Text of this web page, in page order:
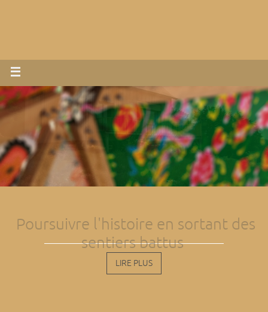
sentiers battus
LIRE PLUS